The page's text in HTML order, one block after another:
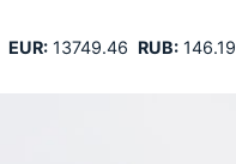
EUR:13749.46 RUB:146.19